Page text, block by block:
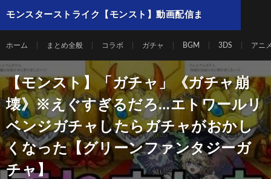
モンスターストライク【モンスト】動画配信ま
ホーム まとめ全般 コラボ ガチャ BGM 3DS アニ
【モンスト】「ガチャ」《ガチャ崩
壊》※えぐすぎるだろ…エトワールリ
ベンジガチャしたらガチャがおかし
くなった【グリーンファンタジーガ
チャ】